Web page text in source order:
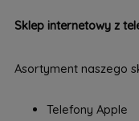
Sklep internetowy z
Asortyment naszego
Telefony Apple